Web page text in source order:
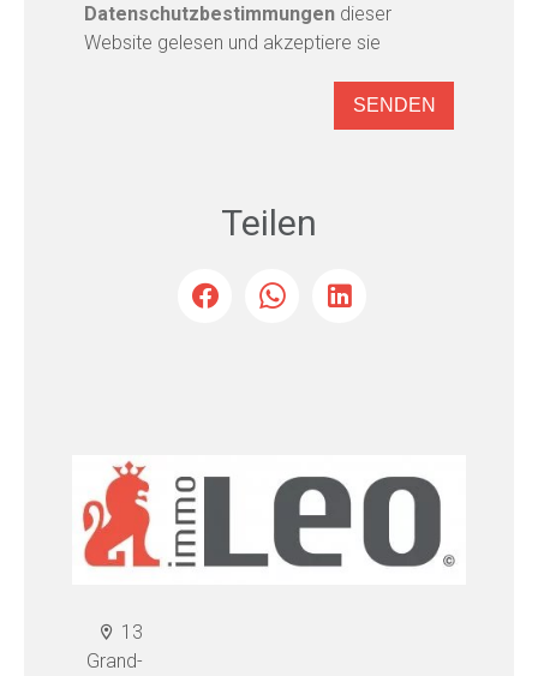
Datenschutzbestimmungen dieser
Website gelesen und akzeptiere sie
SENDEN
Teilen
13
Grand-